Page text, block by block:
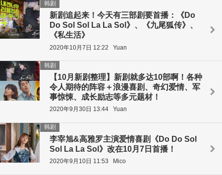
新剧追起来！今天有三部剧要首播：《Do
Do Sol Sol La La Sol》、《九尾狐传》、
《私生活》
韩剧
2020年10月7日 12:22 Yuan
【10月新剧整理】新剧就多达10部啊！各种
令人期待的阵容＋浪漫喜剧、奇幻爱情、军
事惊悚、成长励志等多元题材！
韩剧
2020年9月30日 13:44 Yuan
李宰旭&高雅罗主演爱情喜剧《Do Do Sol
Sol La La Sol》改在10月7日首播！
韩剧
2020年9月10日 11:53 Mico